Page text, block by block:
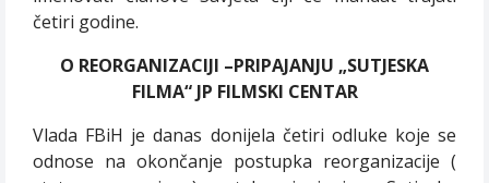
četiri godine.
O REORGANIZACIJI –PRIPAJANJU „SUTJESKA
FILMA“ JP FILMSKI CENTAR
Vlada FBiH je danas donijela četiri odluke koje se
odnose na okončanje postupka reorganizacije (